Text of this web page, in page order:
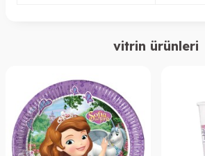
vitrin ürünleri